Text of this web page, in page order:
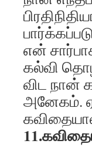
என்
கல்வி
விட நான்
அனேகம்.